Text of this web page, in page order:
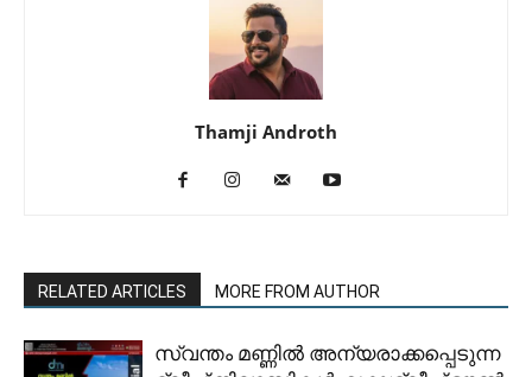
Thamji Androth
RELATED ARTICLES MORE FROM AUTHOR
സ്വന്തം മണ്ണിൽ അന്യരാക്കപ്പെടുന്ന